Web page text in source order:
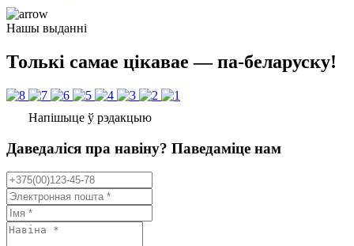
Нашы выданні
Толькі самае цікавае — па-беларуску!
Напішыце ў рэдакцыю
Даведаліся пра навіну? Паведаміце нам